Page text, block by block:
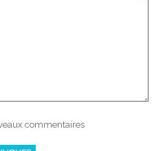
commentaires